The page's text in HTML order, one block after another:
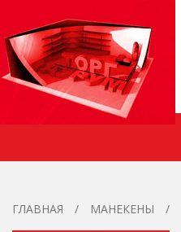
ГЛАВНАЯ МАНЕКЕНЫ